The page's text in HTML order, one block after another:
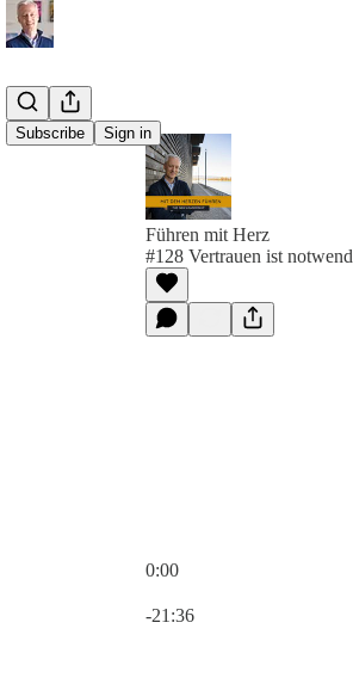
Subscribe Sign in
Führen mit Herz
#128 Vertrauen ist
0:00
-21:36